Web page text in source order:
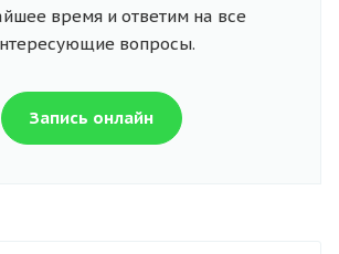
время и ответим на все
вопросы.
Запись онлайн